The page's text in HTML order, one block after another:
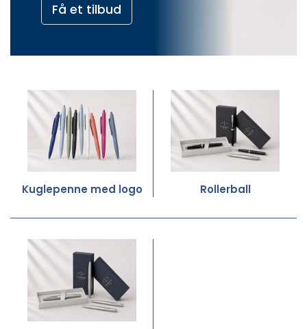
Få et tilbud
Kuglepenne med logo Rollerball